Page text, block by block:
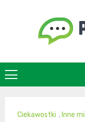
Ciekawostki ,Inne